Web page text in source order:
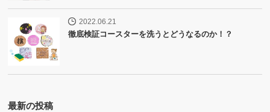
2022.06.21
徹底検証コースターを洗うとどうなるのか！？
最新の投稿